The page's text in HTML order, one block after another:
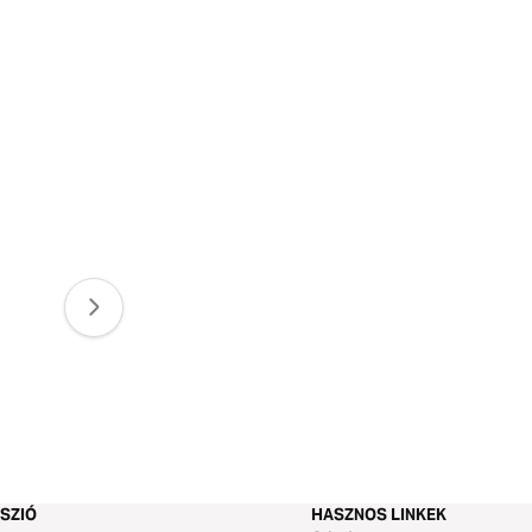
HASZNOS LINKEK